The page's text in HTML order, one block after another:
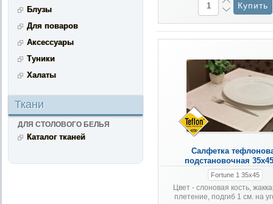
Блузы
Для поваров
Аксессуары
Туники
Халаты
Ткани
ДЛЯ СТОЛОВОГО БЕЛЬЯ
Каталог тканей
Салфетка
подстановочная
Fortune 1 35х45
Цвет - слоновая кость,
плетение, подгиб 1 см. на